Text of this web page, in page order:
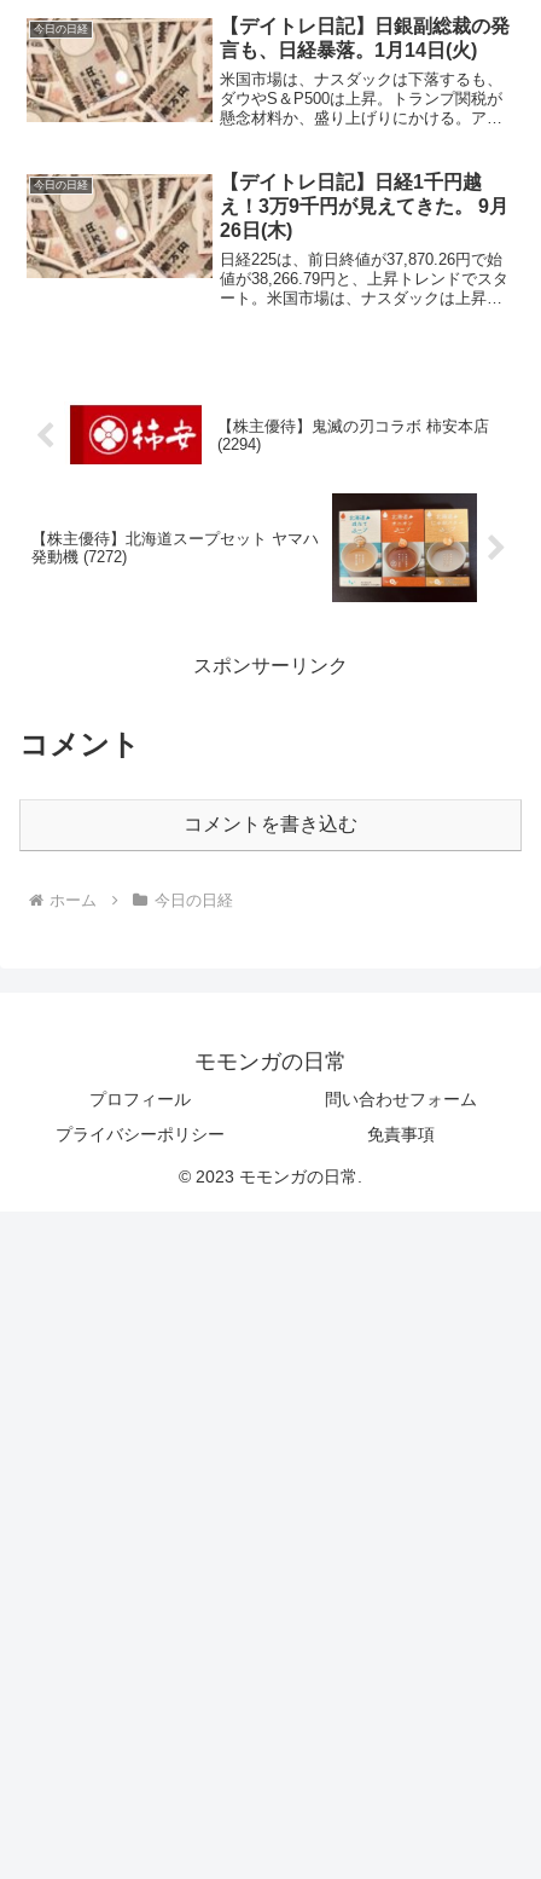
今日の日経
【デイトレ日記】日銀副総裁の発
言も、日経暴落。1月14日(火)
米国市場は、ナスダックは下落するも、
ダウやS＆P500は上昇。トランプ関税が
懸念材料か、盛り上げりにかける。アメ
発。
今日の日経
【デイトレ日記】日経1千円越
え！3万9千円が見えてきた。 9月
26日(木)
日経225は、前日終値が37,870.26円で始
値が38,266.79円と、上昇トレンドでスタ
ート。米国市場は、ナスダックは上昇す
【株主優待】鬼滅の刃コラボ 柿安本店
(2294)
【株主優待】北海道スープセット ヤマハ
発動機 (7272)
スポンサーリンク
コメント
コメントを書き込む
ホーム 今日の日経
モモンガの日常
プロフィール
問い合わせフォーム
プライバシーポリシー
免責事項
© 2023 モモンガの日常.